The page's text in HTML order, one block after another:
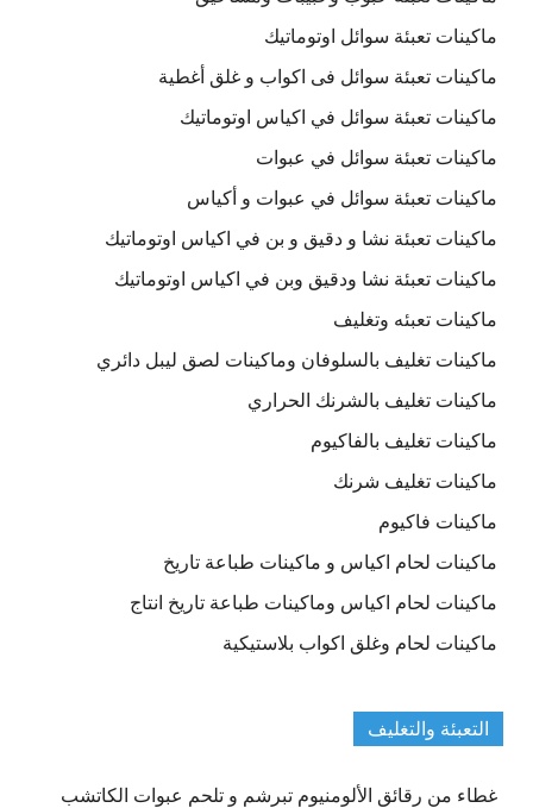
ماكينات تعبئة سوائل اوتوماتيك
ماكينات تعبئة سوائل فى اكواب و غلق أغطية
ماكينات تعبئة سوائل في اكياس اوتوماتيك
ماكينات تعبئة سوائل في عبوات
ماكينات تعبئة سوائل في عبوات و أكياس
ماكينات تعبئة نشا و دقيق و بن في اكياس اوتوماتيك
ماكينات تعبئة نشا ودقيق وبن في اكياس اوتوماتيك
ماكينات تعبئه وتغليف
ماكينات تغليف بالسلوفان وماكينات لصق ليبل دائري
ماكينات تغليف بالشرنك الحراري
ماكينات تغليف بالفاكيوم
ماكينات تغليف شرنك
ماكينات فاكيوم
ماكينات لحام اكياس و ماكينات طباعة تاريخ
ماكينات لحام اكياس وماكينات طباعة تاريخ انتاج
ماكينات لحام وغلق اكواب بلاستيكية
التعبئة والتغليف
غطاء من رقائق الألومنيوم تبرشم و تلحم عبوات الكاتشب